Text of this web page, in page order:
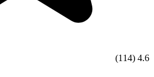
4.6
(114)